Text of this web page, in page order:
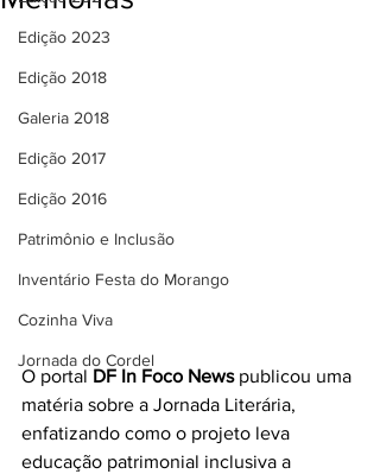
Edição 2023
Edição 2018
Galeria 2018
Edição 2017
Edição 2016
Patrimônio e Inclusão
Inventário Festa do Morango
Cozinha Viva
Jornada do Cordel
O portal DF In Foco News publicou uma
matéria sobre a Jornada Literária,
enfatizando como o projeto leva
educação patrimonial inclusiva a